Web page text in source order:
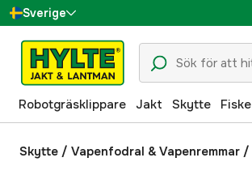
Sverige
Danmark
Suomi
Norge
Deutschland
Robotgräsklippare Jakt Skytte Fiske
Skytte / Vapenfodral & Vapenremmar /